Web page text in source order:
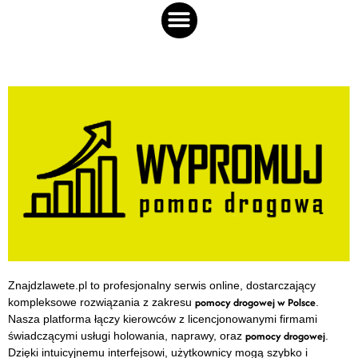
Znajdzlawete.pl to profesjonalny serwis online, dostarczający
kompleksowe rozwiązania z zakresu pomocy drogowej w Polsce
Nasza platforma łączy kierowców z licencjonowanymi firmami
świadczącymi usługi holowania, naprawy, oraz pomocy drogowej
Dzięki intuicyjnemu interfejsowi, użytkownicy mogą szybko i